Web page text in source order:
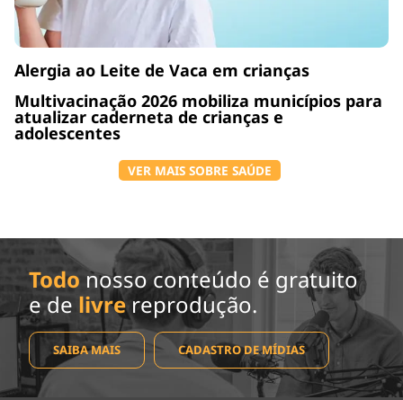
Alergia ao Leite de Vaca em crianças
Multivacinação 2026 mobiliza municípios para
atualizar caderneta de crianças e
adolescentes
VER MAIS SOBRE SAÚDE
Todo nosso conteúdo é gratuito
e de livrereprodução.
SAIBA MAIS CADASTRO DE MÍDIAS